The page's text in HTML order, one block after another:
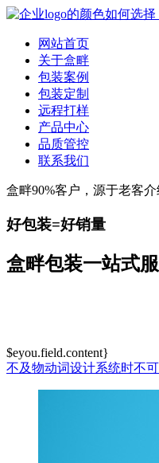
网站首页
关于盒畔
包装案例
包装定制
远程打样
产品中心
品质管控
联系我们
盒畔90%客户，源于老客介
好包装=好销量
盒畔包装一站式
$eyou.field.content}
不及物动词设计系统时不